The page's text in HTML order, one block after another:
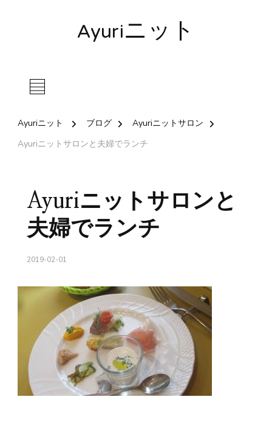
Ayuriニット
Ayuriニット ブログ
Ayuriニットサロン
Ayuriニットサロンと夫婦でランチ
Ayuriニットサロンと
夫婦でランチ
2019-02-01